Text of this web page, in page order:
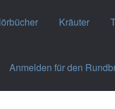
Kräuter
Anmelden für den